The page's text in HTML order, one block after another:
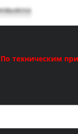
По техническим